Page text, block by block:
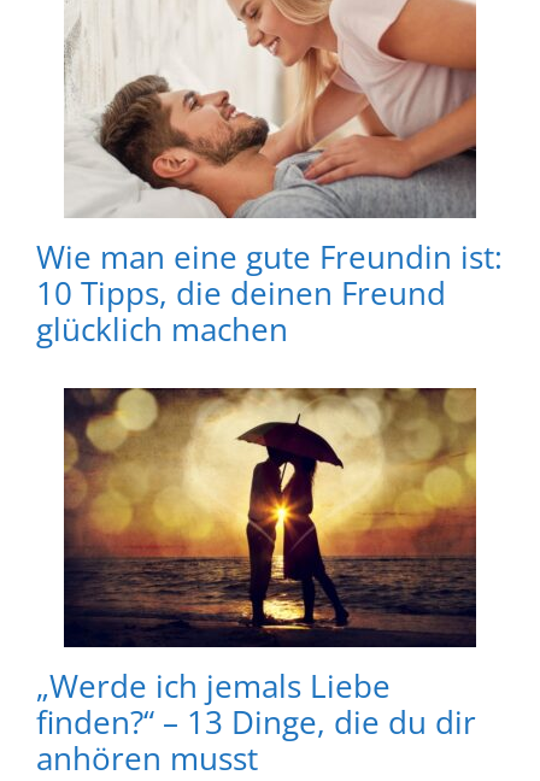
Wie man eine gute Freundin ist:
10 Tipps, die deinen Freund
glücklich machen
„Werde ich jemals Liebe
finden?“ – 13 Dinge, die du dir
anhören musst